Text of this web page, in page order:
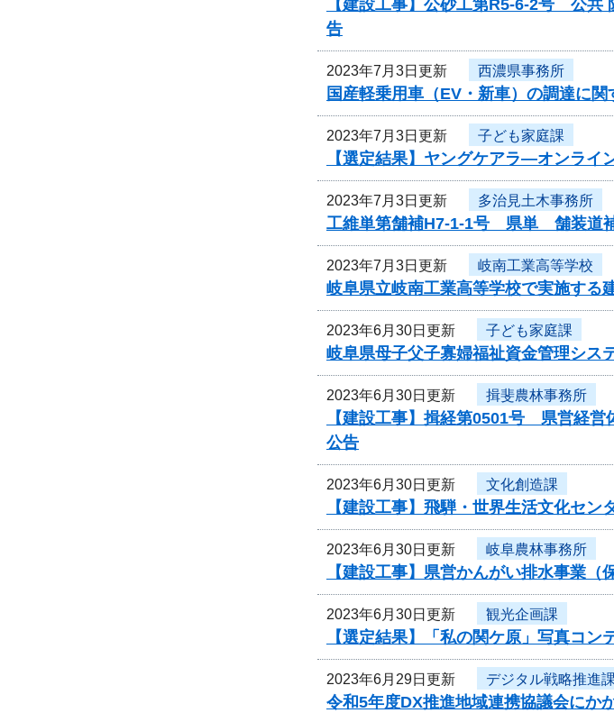
【建設工事】公砂工第R5-6-2号 公共
告
2023年7月3日更新 西濃県事務所
国産軽乗用車（EV・新車）の調達に
2023年7月3日更新 子ども家庭課
【選定結果】ヤングケアラ―オンライ
2023年7月3日更新 多治見土木事務所
工維単第舗補H7-1-1号 県単 舗装道
2023年7月3日更新 岐南工業高等学校
岐阜県立岐南工業高等学校で実施する
2023年6月30日更新 子ども家庭課
岐阜県母子父子寡婦福祉資金管理シス
2023年6月30日更新 揖斐農林事務所
【建設工事】揖経第0501号 県営経
公告
2023年6月30日更新 文化創造課
【建設工事】飛騨・世界生活文化セ
2023年6月30日更新 岐阜農林事務所
【建設工事】県営かんがい排水事業
2023年6月30日更新 観光企画課
【選定結果】「私の関ケ原」写真コ
2023年6月29日更新 デジタル戦略推進課
令和5年度DX推進地域連携協議会にか